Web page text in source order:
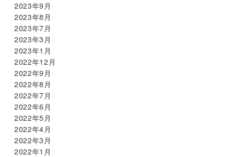
2023年9月
2023年8月
2023年7月
2023年3月
2023年1月
2022年12月
2022年9月
2022年8月
2022年7月
2022年6月
2022年5月
2022年4月
2022年3月
2022年1月